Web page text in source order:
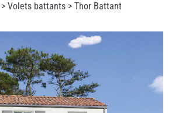
> Volets battants > Thor Battant